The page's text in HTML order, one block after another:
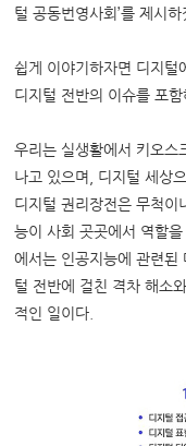
털 공동번영사회’를 제시
쉽게 이야기하자면 디지
디지털 전반의 이슈를 포
우리는 실생활에서 키오스
나고 있으며, 디지털 세상
디지털 권리장전은 무척이
능이 사회 곳곳에서 역할
에서는 인공지능에 관련된
털 전반에 걸친 격차 해소
적인 일이다.